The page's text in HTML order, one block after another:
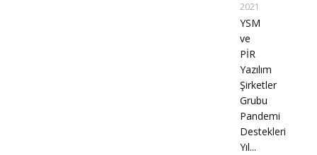
2021
YSM
ve
PİR
Yazılım
Şirketler
Grubu
Pandemi
Destekleri
Yıl...